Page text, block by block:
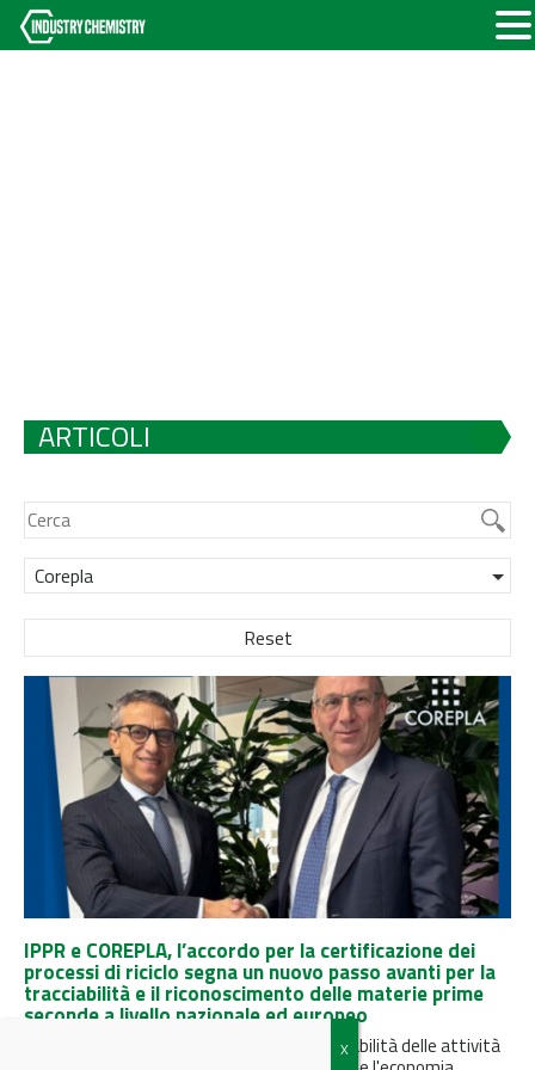
ARTICOLI
Corepla
Reset
IPPR e COREPLA, l’accordo per la certificazione dei
processi di riciclo segna un nuovo passo avanti per la
tracciabilità e il riconoscimento delle materie prime
seconde a livello nazionale ed europeo
L’iniziativa rafforza la trasparenza e l'affidabilità delle attività